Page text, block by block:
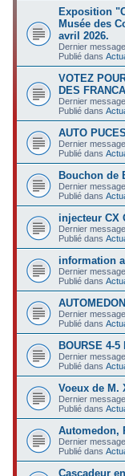
Exposition
Musée des
avril 2026.
Dernier
Publié dans
VOTEZ
DES
Dernier
Publié dans
AUTO
Dernier
Publié dans
Bouchon de
Dernier
Publié dans
injecteur CX
Dernier
Publié dans
information
Dernier
Publié dans
Dernier
Publié dans
BOURSE 4-5
Dernier
Publié dans
Voeux de M.
Dernier
Publié dans
Automedon,
Dernier
Publié dans
Cascadeur